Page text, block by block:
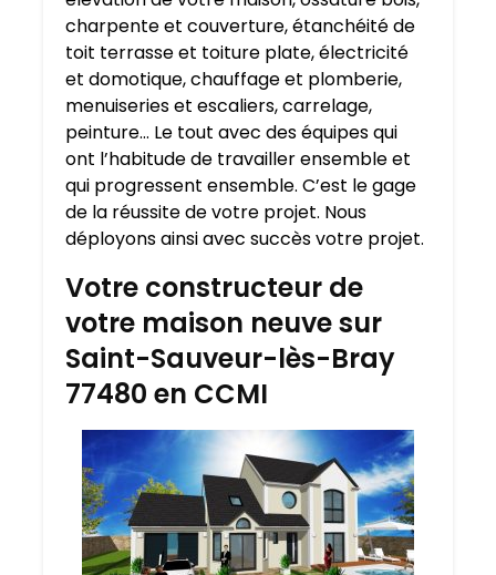
charpente et couverture, étanchéité de
toit terrasse et toiture plate, électricité
et domotique, chauffage et plomberie,
menuiseries et escaliers, carrelage,
peinture… Le tout avec des équipes qui
ont l’habitude de travailler ensemble et
qui progressent ensemble. C’est le gage
de la réussite de votre projet. Nous
déployons ainsi avec succès votre projet.
Votre constructeur de
votre maison neuve sur
Saint-Sauveur-lès-Bray
77480 en CCMI